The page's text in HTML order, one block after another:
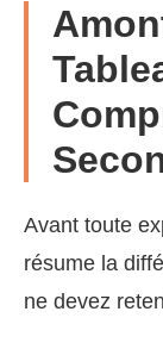
Avant toute
résume la
ne devez